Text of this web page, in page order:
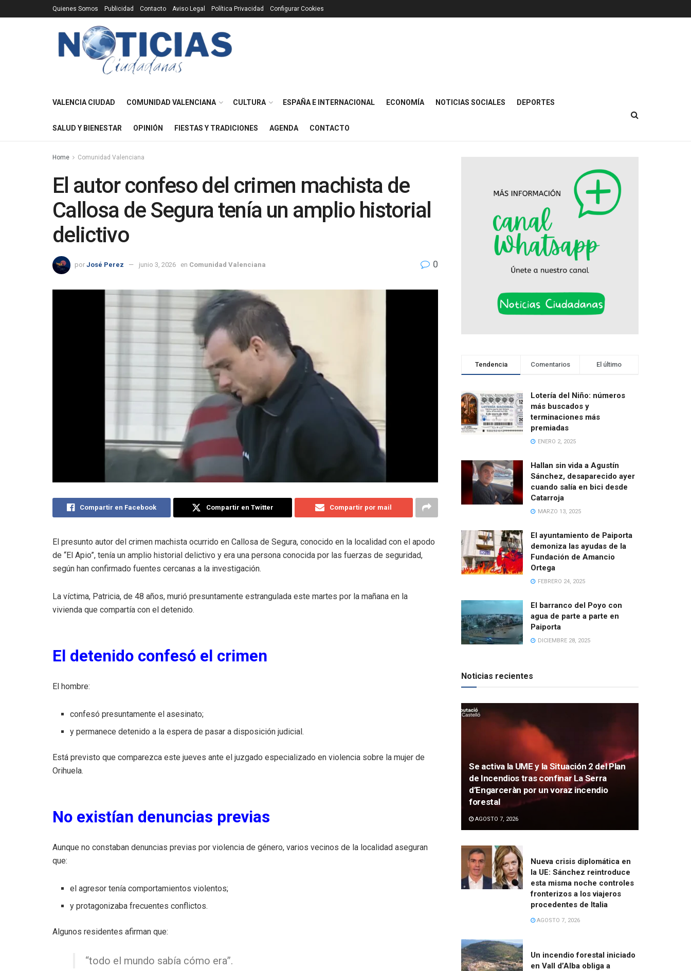
Quienes Somos Publicidad Contacto Aviso Legal Política Privacidad Configurar Cookies
VALENCIA CIUDAD COMUNIDAD VALENCIANA CULTURA ESPAÑA E INTERNACIONAL ECONOMÍA NOTICIAS SOCIALES DEPORTES
SALUD Y BIENESTAR OPINIÓN FIESTAS Y TRADICIONES AGENDA CONTACTO
Home Comunidad Valenciana
El autor confeso del crimen machista de
Callosa de Segura tenía un amplio historial
delictivo
por José Perez junio 3, 2026 en Comunidad Valenciana 0
Compartir en Facebook Compartir en Twitter Compartir por mail
El presunto autor del crimen machista ocurrido en Callosa de Segura, conocido en la localidad con el apodo
de “El Apio”, tenía un amplio historial delictivo y era una persona conocida por las fuerzas de seguridad,
según han confirmado fuentes cercanas a la investigación.
La víctima, Patricia, de 48 años, murió presuntamente estrangulada este martes por la mañana en la
vivienda que compartía con el detenido.
El detenido confesó el crimen
El hombre:
confesó presuntamente el asesinato;
y permanece detenido a la espera de pasar a disposición judicial.
Está previsto que comparezca este jueves ante el juzgado especializado en violencia sobre la mujer de
Orihuela.
No existían denuncias previas
Aunque no constaban denuncias previas por violencia de género, varios vecinos de la localidad aseguran
que:
el agresor tenía comportamientos violentos;
y protagonizaba frecuentes conflictos.
Algunos residentes afirman que:
“todo el mundo sabía cómo era”.
Tendencia Comentarios El último
Lotería del Niño: números
más buscados y
terminaciones más
premiadas
ENERO 2, 2025
Hallan sin vida a Agustín
Sánchez, desaparecido ayer
cuando salía en bici desde
Catarroja
MARZO 13, 2025
El ayuntamiento de Paiporta
demoniza las ayudas de la
Fundación de Amancio
Ortega
FEBRERO 24, 2025
El barranco del Poyo con
agua de parte a parte en
Paiporta
DICIEMBRE 28, 2025
Noticias recientes
Se activa la UME y la Situación 2 del Plan
de Incendios tras confinar La Serra
d’Engarceràn por un voraz incendio
forestal
AGOSTO 7, 2026
Nueva crisis diplomática en
la UE: Sánchez reintroduce
esta misma noche controles
fronterizos a los viajeros
procedentes de Italia
AGOSTO 7, 2026
Un incendio forestal iniciado
en Vall d’Alba obliga a